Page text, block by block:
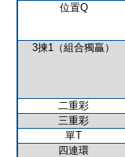
位置Q
3揀1（組合獨贏）
二重彩
三重彩
單T
四連環